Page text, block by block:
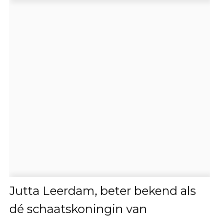
Jutta Leerdam, beter bekend als
dé schaatskoningin van